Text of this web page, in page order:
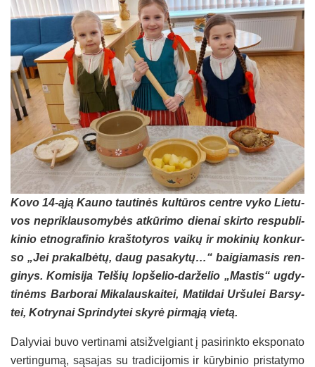
Ko­vo 14-ąją Kau­no tau­ti­nės kul­tū­ros cent­re vy­ko Lie­tu­
vos ne­prik­lau­so­my­bės at­kū­ri­mo die­nai skir­to res­pub­li­
ki­nio et­nog­ra­fi­nio kraš­to­ty­ros vai­kų ir mo­ki­nių kon­kur­
so „Jei pra­kal­bė­tų, daug pasakytų…“ bai­gia­ma­sis ren­
gi­nys. Ko­mi­si­ja Tel­šių lop­še­lio-dar­že­lio „Mas­tis“ ug­dy­
ti­nėms Bar­bo­rai Mi­ka­laus­kai­tei, Ma­til­dai Ur­šu­lei Bar­sy­
tei, Kot­ry­nai Sprin­dy­tei sky­rė pir­mą­ją vie­tą.
Da­ly­viai bu­vo ver­ti­na­mi at­si­žvel­giant į pa­si­rink­to eks­po­na­to
ver­tin­gu­mą, są­sa­jas su tra­di­ci­jo­mis ir kū­ry­bi­nio pri­sta­ty­mo